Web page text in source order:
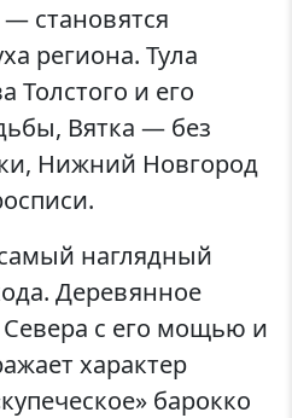
становятся
региона. Тула
Толстого и его
Вятка — без
Нижний Новгород
наглядный
Деревянное
Севера с его мощью и
характер
барокко